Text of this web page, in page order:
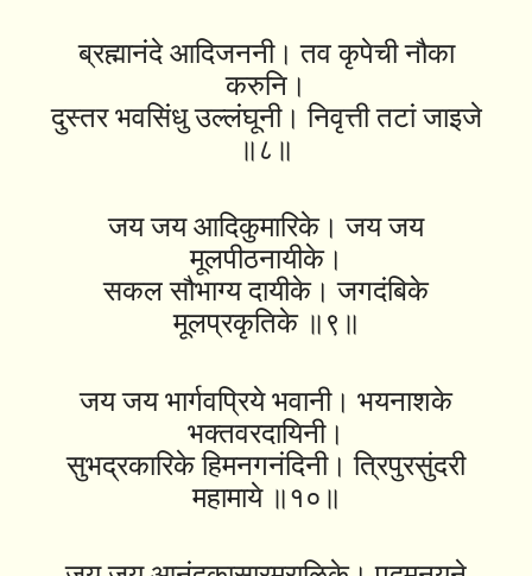
ब्रह्मानंदे आदिजननी। तव कृपेची नौका
करुनि।
दुस्तर भवसिंधु उल्लंघूनी। निवृत्ती तटां जाइजे
॥८॥
जय जय आदिकुमारिके। जय जय
मूलपीठनायीके।
सकल सौभाग्य दायीके। जगदंबिके
मूलप्रकृतिके ॥९॥
जय जय भार्गवप्रिये भवानी। भयनाशके
भक्तवरदायिनी।
सुभद्रकारिके हिमनगनंदिनी। त्रिपुरसुंदरी
महामाये ॥१०॥